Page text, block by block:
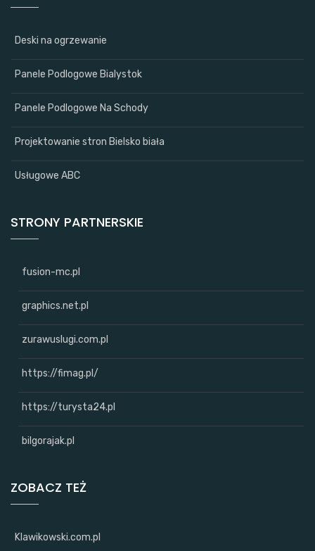
Deski na ogrzewanie
Panele Podlogowe Bialystok
Panele Podlogowe Na Schody
Projektowanie stron Bielsko biała
Usługowe ABC
STRONY PARTNERSKIE
fusion-mc.pl
graphics.net.pl
zurawuslugi.com.pl
https://fimag.pl/
https://turysta24.pl
bilgorajak.pl
ZOBACZ TEŻ
Klawikowski.com.pl